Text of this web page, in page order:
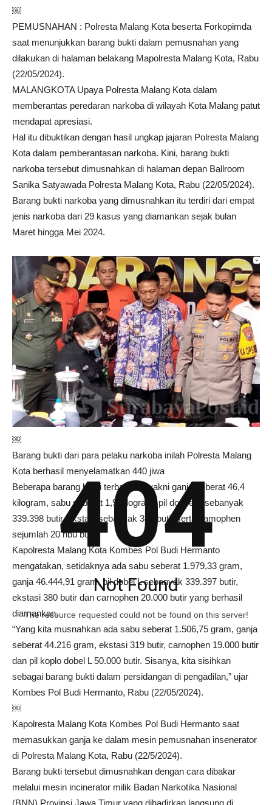
￼
PEMUSNAHAN : Polresta Malang Kota beserta Forkopimda
saat menunjukkan barang bukti dalam pemusnahan yang
dilakukan di halaman belakang Mapolresta Malang Kota, Rabu
(22/05/2024).
MALANGKOTA Upaya Polresta Malang Kota dalam
memberantas peredaran narkoba di wilayah Kota Malang patut
mendapat apresiasi.
Hal itu dibuktikan dengan hasil ungkap jajaran Polresta Malang
Kota dalam pemberantasan narkoba. Kini, barang bukti
narkoba tersebut dimusnahkan di halaman depan Ballroom
Sanika Satyawada Polresta Malang Kota, Rabu (22/05/2024).
Barang bukti narkoba yang dimusnahkan itu terdiri dari empat
jenis narkoba dari 29 kasus yang diamankan sejak bulan
Maret hingga Mei 2024.
￼
Barang bukti dari para pelaku narkoba inilah Polresta Malang
Kota berhasil menyelamatkan 440 jiwa
Beberapa barang bukti terbanyak, yakni ganja seberat 46,4
kilogram, sabu seberat 1,9 kilogram, pil doubel L sebanyak
339.398 butir, ekstasi sebanyak 380 butir serta camophen
sejumlah 20 ribu butir.
Kapolresta Malang Kota Kombes Pol Budi Hermanto
mengatakan, setidaknya ada sabu seberat 1.979,33 gram,
ganja 46.444,91 gram, pil dobel L sebanyak 339.397 butir,
ekstasi 380 butir dan carnophen 20.000 butir yang berhasil
diamankan.
“Yang kita musnahkan ada sabu seberat 1.506,75 gram, ganja
seberat 44.216 gram, ekstasi 319 butir, carnophen 19.000 butir
dan pil koplo dobel L 50.000 butir. Sisanya, kita sisihkan
sebagai barang bukti dalam persidangan di pengadilan,” ujar
Kombes Pol Budi Hermanto, Rabu (22/05/2024).
￼
Kapolresta Malang Kota Kombes Pol Budi Hermanto saat
memasukkan ganja ke dalam mesin pemusnahan insenerator
di Polresta Malang Kota, Rabu (22/5/2024).
Barang bukti tersebut dimusnahkan dengan cara dibakar
melalui mesin incinerator milik Badan Narkotika Nasional
404
Not Found
The resource requested could not be found on this server!